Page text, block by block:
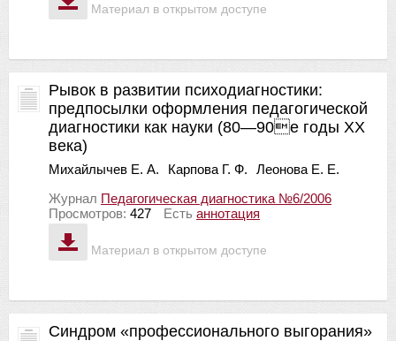
Материал в открытом доступе
Материал в открытом доступе
Рывок в развитии психодиагностики:
предпосылки оформления педагогической
диагностики как науки (80—90е годы ХХ
века)
Михайлычев Е. А. Карпова Г. Ф.
Леонова Е. Е.
Журнал Педагогическая диагностика №6/2006
Просмотров: 427 Есть аннотация
Синдром «профессионального выгорания»